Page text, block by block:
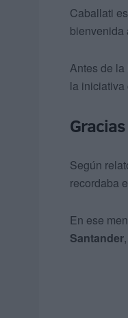
Caballati
bienvenida
Antes de
la iniciativa
Según
recordaba
En ese
Santander